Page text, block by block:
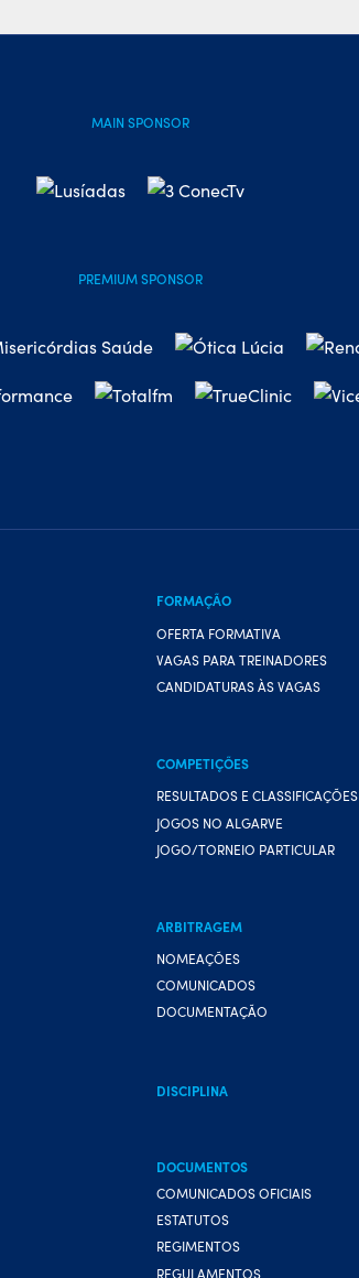
MAIN SPONSOR
PREMIUM SPONSOR
FORMAÇÃO
OFERTA FORMATIVA
VAGAS PARA TREINADORES
CANDIDATURAS ÀS VAGAS
COMPETIÇÕES
RESULTADOS E CLASSIFICAÇÕES
JOGOS NO ALGARVE
JOGO/TORNEIO PARTICULAR
ARBITRAGEM
NOMEAÇÕES
COMUNICADOS
DOCUMENTAÇÃO
DISCIPLINA
DOCUMENTOS
COMUNICADOS OFICIAIS
ESTATUTOS
REGIMENTOS
REGULAMENTOS